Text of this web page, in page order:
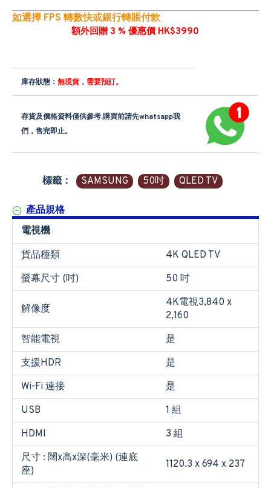
如選擇 FPS 轉數快或銀行轉賬付款
額外回贈 3 % 優惠價 HK$3990
庫存狀態： 無現貨，需要預訂。
存貨及價格資料僅供參考,購買前請先whatsapp我
們，售完即止。
標籤： SAMSUNG 50吋 QLED TV
產品規格
電視機
貨品種類
4K QLED TV
螢幕尺寸 (吋)
50 吋
解像度
4K電視3,840 x
2,160
智能電視
是
支援HDR
是
Wi-Fi 連接
是
USB
1 組
HDMI
3 組
尺寸 : 闊x高x深(毫米) (連底
座)
1120.3 x 694 x 237